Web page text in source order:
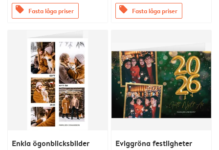
offers Fasta låga priser offers Fasta låga priser
Enkla ögonblicksbilder Eviggröna festligheter